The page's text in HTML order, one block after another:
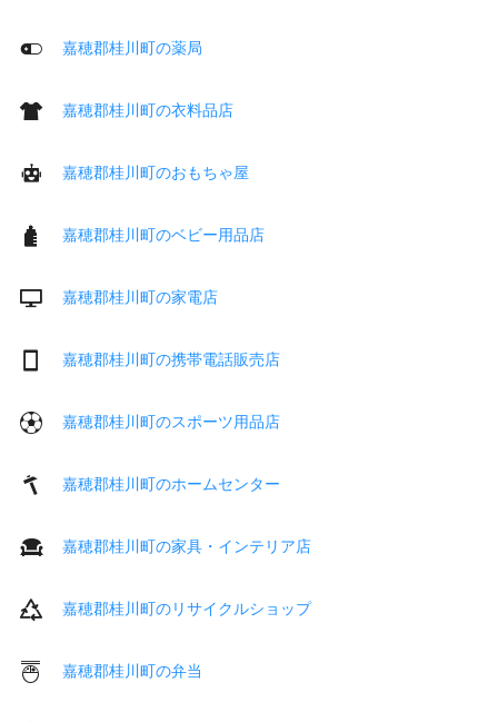
嘉穂郡桂川町の薬局
嘉穂郡桂川町の衣料品店
嘉穂郡桂川町のおもちゃ屋
嘉穂郡桂川町のベビー用品店
嘉穂郡桂川町の家電店
嘉穂郡桂川町の携帯電話販売店
嘉穂郡桂川町のスポーツ用品店
嘉穂郡桂川町のホームセンター
嘉穂郡桂川町の家具・インテリア店
嘉穂郡桂川町のリサイクルショップ
嘉穂郡桂川町の弁当